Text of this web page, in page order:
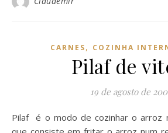
CARNES, COZINHA
Pilaf de
19 de agosto de
Pilaf é o modo de cozinhar o arroz no Oriente Médio, e